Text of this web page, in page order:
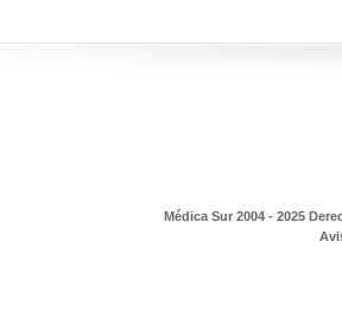
Médica Sur 2004 - 2025